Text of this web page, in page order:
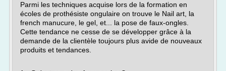
Parmi les techniques acquise lors de la formation en
écoles de prothésiste ongulaire on trouve le Nail art, la
french manucure, le gel, et... la pose de faux-ongles.
Cette tendance ne cesse de se développer grâce à la
demande de la clientèle toujours plus avide de nouveaux
produits et tendances.